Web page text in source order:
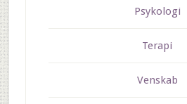
Psykologi
Terapi
Venskab